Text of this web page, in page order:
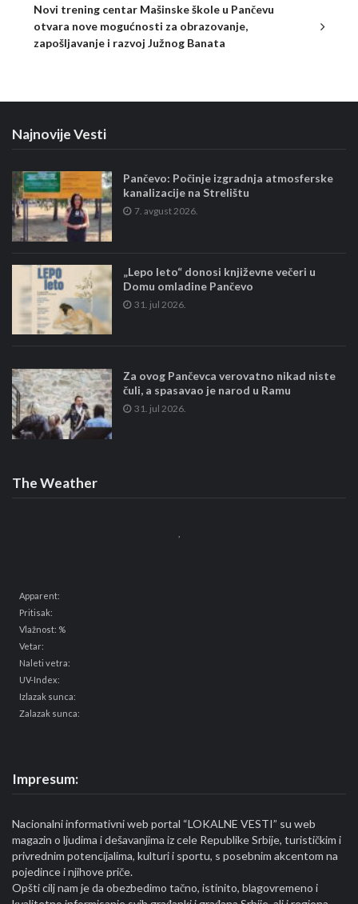
Novi trening centar Mašinske škole u Pančevu
otvara nove mogućnosti za obrazovanje,
zapošljavanje i razvoj Južnog Banata
Najnovije Vesti
Pančevo: Počinje izgradnja atmosferske
kanalizacije na Strelištu
7. avgust 2026.
„Lepo leto“ donosi književne večeri u
Domu omladine Pančevo
31. jul 2026.
Za ovog Pančevca verovatno nikad niste
čuli, a spasavao je narod u Ramu
31. jul 2026.
The Weather
Apparent:
Pritisak:
Vlažnost: %
Vetar:
Naleti vetra:
UV-Index:
Izlazak sunca:
Zalazak sunca:
Impresum:
Nacionalni informativni web portal “LOKALNE VESTI” su web
magazin o ljudima i dešavanjima iz cele Republike Srbije, turističkim i
privrednim potencijalima, kulturi i sportu, s posebnim akcentom na
pojedince i njihove priče.
Opšti cilj nam je da obezbedimo tačno, istinito, blagovremeno i